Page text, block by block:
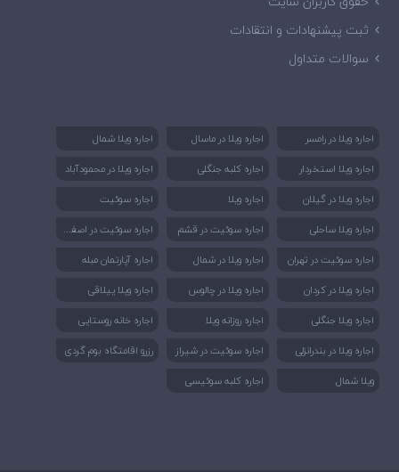
ثبت پیشنهادات و انتقادات
سوالات متداول
اجاره ویلا در رامسر اجاره ویلا در ماسال
اجاره ویلا شمال
اجاره ویلا استخردار
اجاره کلبه جنگلی
اجاره ویلا در محمودآباد
اجاره ویلا در گیلان
اجاره ویلا
اجاره سوئیت
اجاره ویلا ساحلی
اجاره سوئیت در قشم اجا
ره سوئیت در اصفهان
اجاره سوئیت در تهران اجاره ویلا در شمال
اجاره آپارتمان مبله
اجاره ویلا در کردان
اجاره ویلا در چالوس
اجاره ویلا ییلاقی
اجاره ویلا جنگلی
اجاره روزانه ویلا
اجاره خانه روستایی
اجاره ویلا در بندرانزلی
اجاره سوئیت در شیراز
رزرو اقامتگاه بوم گردی
ویلا شمال
اجاره کلبه سوئیسی